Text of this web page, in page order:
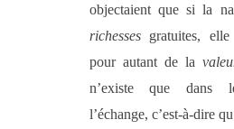
objectaient que si la
richessesgratuites,
pour autant de la
n’existe que dans
l’échange, c’est-à-dire